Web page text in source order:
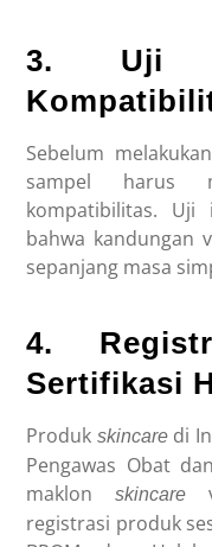
3. Uji
Sebelum
sampel harus
kompatibilitas. Uji
bahwa kandungan
sepanjang masa
4.
Sertifikasi
Produk skincare di
Pengawas Obat
maklonskincare
registrasi produk